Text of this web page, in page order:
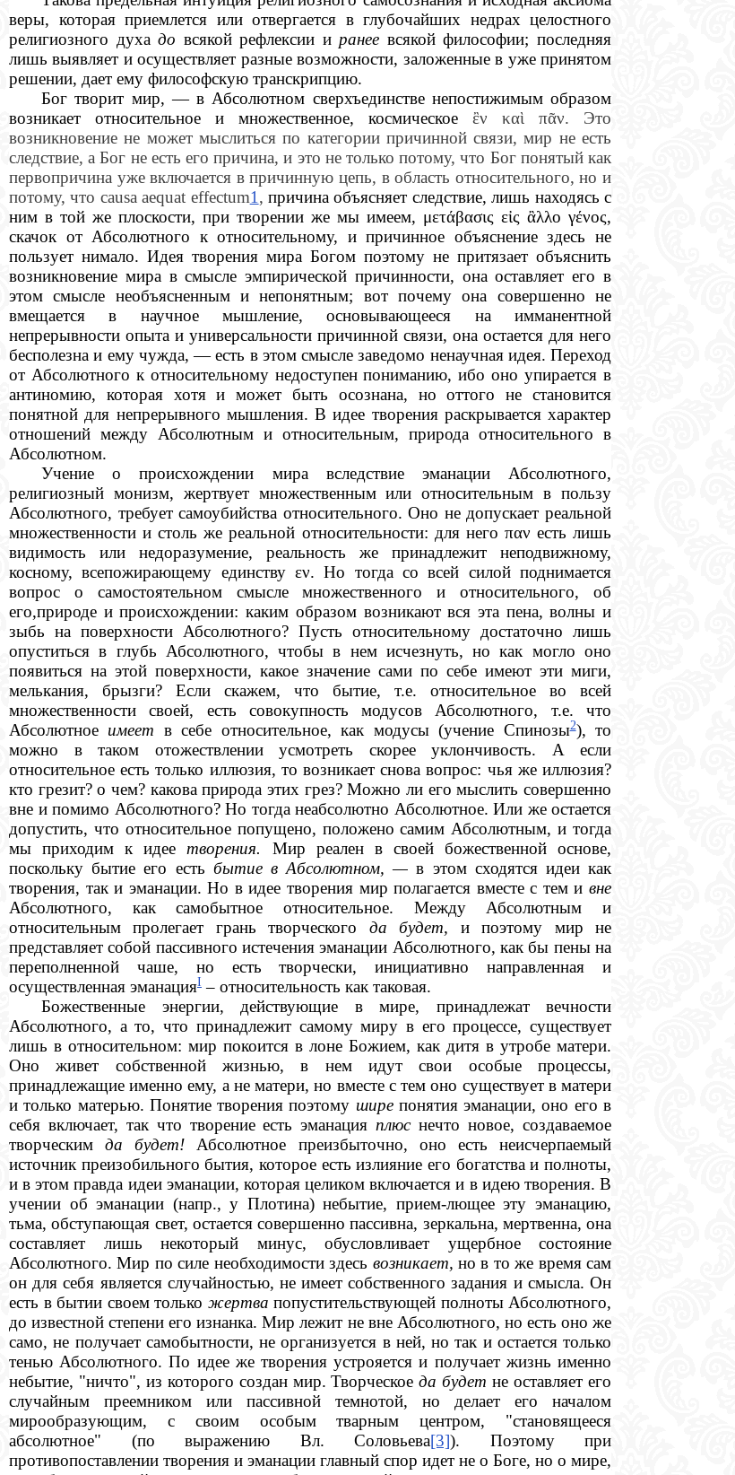
веры, которая приемлется или отвергается в глубочайших недрах целостного
религиозного духадо всякой рефлексии и ранее всякой философии; последняя
лишь выявляет и осуществляет разные возможности, заложенные в уже принятом
решении, дает ему философскую транскрипцию.
Бог творит мир, — в Абсолютном сверхъединстве непостижимым образом
возникает относительное и множественное, космическое ἒν καὶ πᾶν. Это
возникновение не может мыслиться по категории причинной связи, мир не есть
следствие, а Бог не есть его причина, и это не только потому, что Бог понятый как
первопричина уже включается в причинную цепь, в область относительного, но и
потому, что causa aequat effectum1 ,причина объясняет следствие, лишь находясь с
ним в той же плоскости, при творении же мы имеем, μετάβασις εἰς ἂλλο γένος,
скачок от Абсолютного к относительному, и причинное объяснение здесь не
пользует нимало. Идея творения мира Богом поэтому не притязает объяснить
возникновение мира в смысле эмпирической причинности, она оставляет его в
этом смысле необъясненным и непонятным; вот почему она совершенно не
вмещается в научное мышление, основывающееся на имманентной
непрерывности опыта и универсальности причинной связи, она остается для него
бесполезна и ему чужда, — есть в этом смысле заведомо ненаучная идея. Переход
от Абсолютного к относительному недоступен пониманию, ибо оно упирается в
антиномию, которая хотя и может быть осознана, но оттого не становится
понятной для непрерывного мышления. В идее творения раскрывается характер
отношений между Абсолютным и относительным, природа относительного в
Абсолютном.
Учение о происхождении мира вследствие эманации Абсолютного,
религиозный монизм, жертвует множественным или относительным в пользу
Абсолютного, требует самоубийства относительного. Оно не допускает реальной
множественности и столь же реальной относительности: для него παν есть лишь
видимость или недоразумение, реальность же принадлежит неподвижному,
косному, всепожирающему единству εν. Но тогда со всей силой поднимается
вопрос о самостоятельном смысле множественного и относительного, об
его,природе и происхождении: каким образом возникают вся эта пена, волны и
зыбь на поверхности Абсолютного? Пусть относительному достаточно лишь
опуститься в глубь Абсолютного, чтобы в нем исчезнуть, но как могло оно
появиться на этой поверхности, какое значение сами по себе имеют эти миги,
мелькания, брызги? Если скажем, что бытие, т.е. относительное во всей
множественности своей, есть совокупность модусов Абсолютного, т.е. что
Абсолютное имеет в себе относительное, как модусы (учение Спинозы2), то
можно в таком отожествлении усмотреть скорее уклончивость. А если
относительное есть только иллюзия, то возникает снова вопрос: чья же иллюзия?
кто грезит? о чем? какова природа этих грез? Можно ли его мыслить совершенно
вне и помимо Абсолютного? Но тогда неабсолютно Абсолютное. Или же остается
допустить, что относительное попущено, положено самим Абсолютным, и тогда
мы приходим к идее творения. Мир реален в своей божественной основе,
поскольку бытие его есть бытие в Абсолютном, —в этом сходятся идеи как
творения, так и эманации. Но в идее творения мир полагается вместе с тем и вне
Абсолютного, как самобытное относительное. Между Абсолютным и
относительным пролегает грань творческого да будет, и поэтому мир не
представляет собой пассивного истечения эманации Абсолютного, как бы пены на
переполненной чаше, но есть творчески, инициативно направленная и
осуществленная эманацияI – относительность как таковая.
Божественные энергии, действующие в мире, принадлежат вечности
Абсолютного, а то, что принадлежит самому миру в его процессе, существует
лишь в относительном: мир покоится в лоне Божием, как дитя в утробе матери.
Оно живет собственной жизнью, в нем идут свои особые процессы,
принадлежащие именно ему, а не матери, но вместе с тем оно существует в матери
и только матерью. Понятие творения поэтому шире понятия эманации, оно его в
себя включает, так что творение есть эманация плюснечто новое, создаваемое
творческимда будет! Абсолютное преизбыточно, оно есть неисчерпаемый
источник преизобильного бытия, которое есть излияние его богатства и полноты,
и в этом правда идеи эманации, которая целиком включается и в идею творения. В
учении об эманации (напр., у Плотина) небытие, прием-лющее эту эманацию,
тьма, обступающая свет, остается совершенно пассивна, зеркальна, мертвенна, она
составляет лишь некоторый минус, обусловливает ущербное состояние
Абсолютного. Мир по силе необходимости здесь возникает, но в то же время сам
он для себя является случайностью, не имеет собственного задания и смысла. Он
есть в бытии своем только жертва попустительствующей полноты Абсолютного,
до известной степени его изнанка. Мир лежит не вне Абсолютного, но есть оно же
само, не получает самобытности, не организуется в ней, но так и остается только
тенью Абсолютного. По идее же творения устрояется и получает жизнь именно
небытие, "ничто", из которого создан мир. Творческоеда будетне оставляет его
случайным преемником или пассивной темнотой, но делает его началом
мирообразующим, с своим особым тварным центром, "становящееся
абсолютное" (по выражению Вл. Соловьева[3]). Поэтому при
противопоставлении творения и эманации главный спор идет не о Боге, но о мире,